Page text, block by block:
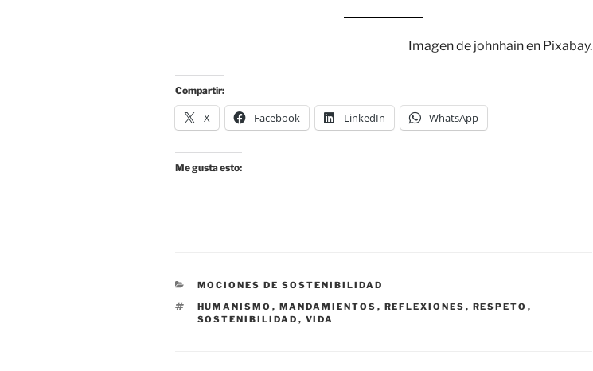
Imagen de johnhain en Pixabay.
Compartir:
X Facebook LinkedIn WhatsApp
Me gusta esto:
CATEGORÍAS
MOCIONES DE SOSTENIBILIDAD
ETIQUETAS
HUMANISMO , MANDAMIENTOS , REFLEXIONES , RESPETO ,
SOSTENIBILIDAD , VIDA